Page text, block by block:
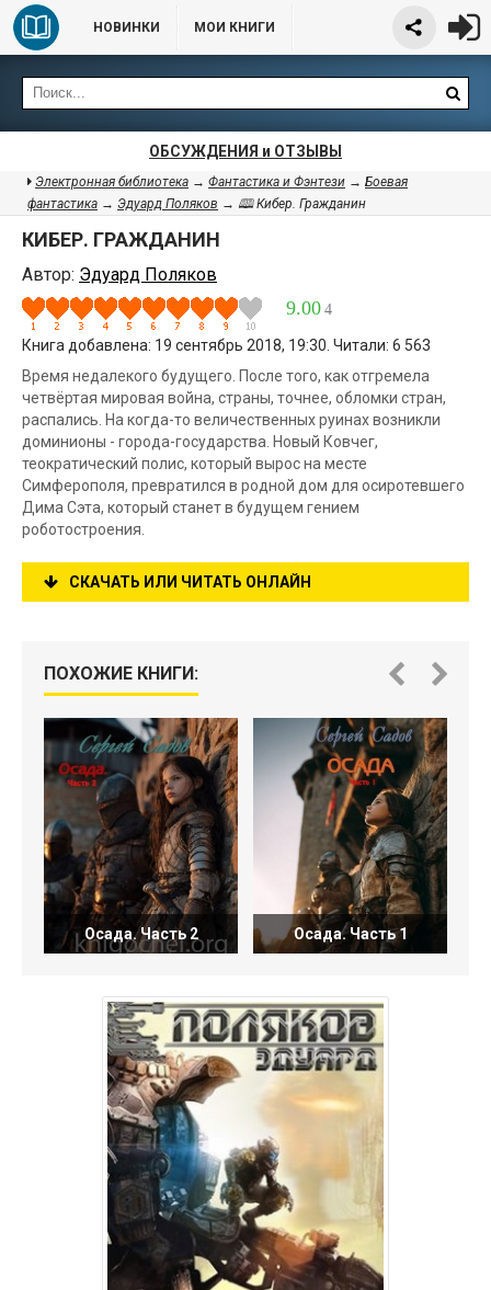
НОВИНКИ МОИ КНИГИ
ОБСУЖДЕНИЯ и ОТЗЫВЫ
Электронная библиотека → Фантастика и Фэнтези → Боевая
фантастика → Эдуард Поляков → 🕮 Кибер. Гражданин
КИБЕР. ГРАЖДАНИН
Автор: Эдуард Поляков
9.00 4
Книга добавлена: 19 сентябрь 2018, 19:30. Читали: 6 563
Время недалекого будущего. После того, как отгремела
четвёртая мировая война, страны, точнее, обломки стран,
распались. На когда-то величественных руинах возникли
доминионы - города-государства. Новый Ковчег,
теократический полис, который вырос на месте
Симферополя, превратился в родной дом для осиротевшего
Дима Сэта, который станет в будущем гением
роботостроения.
СКАЧАТЬ ИЛИ ЧИТАТЬ ОНЛАЙН
ПОХОЖИЕ КНИГИ:
Осада. Часть 2 Осада. Часть 1